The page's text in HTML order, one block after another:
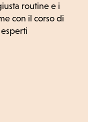
routine e i
con il corso di